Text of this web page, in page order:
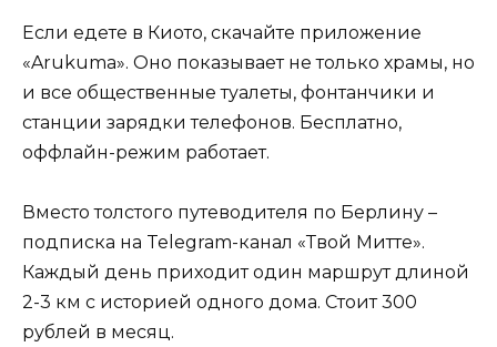
Если едете в Киото, скачайте приложение
«Arukuma». Оно показывает не только храмы, но
и все общественные туалеты, фонтанчики и
станции зарядки телефонов. Бесплатно,
оффлайн-режим работает.
Вместо толстого путеводителя по Берлину –
подписка на Telegram-канал «Твой Митте».
Каждый день приходит один маршрут длиной
2-3 км с историей одного дома. Стоит 300
рублей в месяц.